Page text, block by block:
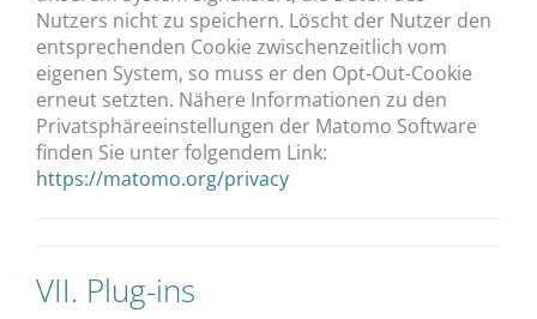
Nutzers nicht zu speichern. Löscht der Nutzer den
entsprechenden Cookie zwischenzeitlich vom
eigenen System, so muss er den Opt-Out-Cookie
erneut setzten. Nähere Informationen zu den
Privatsphäreeinstellungen der Matomo Software
finden Sie unter folgendem Link:
https://matomo.org/privacy
VII. Plug-ins